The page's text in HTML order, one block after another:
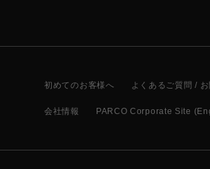
初めてのお客様へ よくあるご質問 /
会社情報 PARCO Corporate Site